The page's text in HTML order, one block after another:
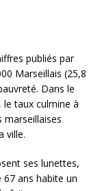
publiés par
Marseillais (25,8
Dans le
le taux culmine à
marseillaises
ville.
ses lunettes,
67 ans habite un